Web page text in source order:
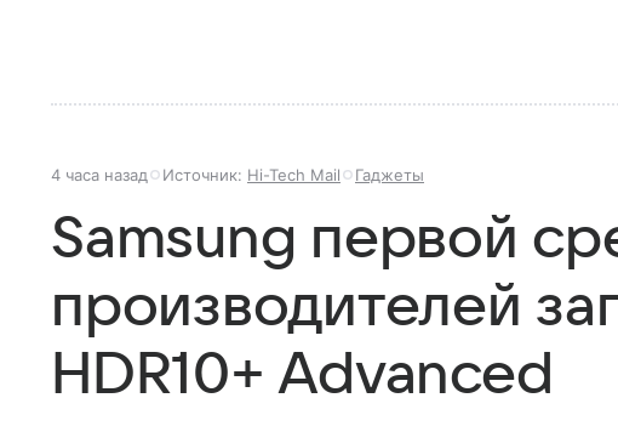
4 часа назад Источник: Hi-Tech Mail Гаджеты
Samsung первой
производителей
HDR10+ Advanced